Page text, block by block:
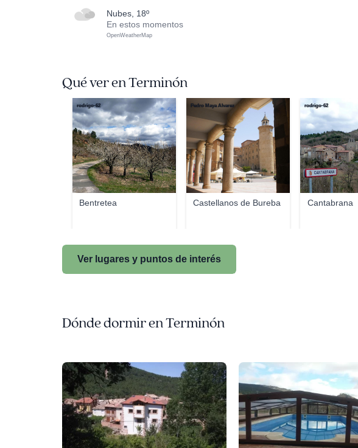
nubes, 18º
En estos momentos
OpenWeatherMap
Qué ver en Terminón
Bentretea
rodrigo-62
Castellanos de Bureba
Pedro Maya Álvarez
Cantabrana
rodrigo-62
Ver lugares y puntos de interés
Dónde dormir en Terminón